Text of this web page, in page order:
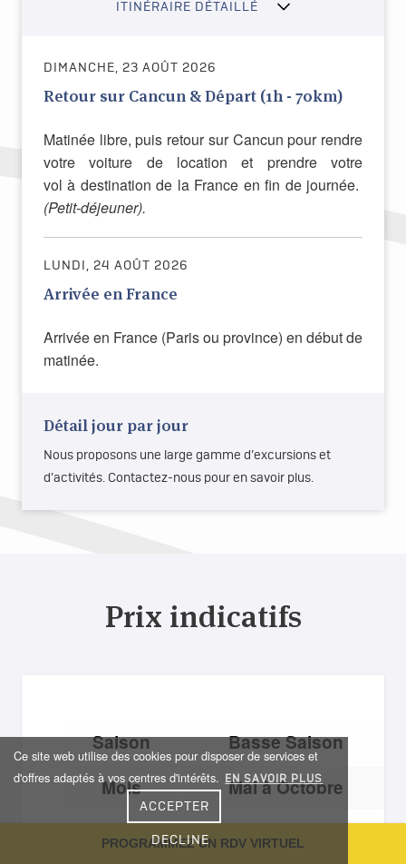
Ce site web utilise des cookies pour disposer de services et
d'offres adaptés à vos centres d'intérêts.
EN SAVOIR PLUS
DECLINE
ACCEPTER
PROGRAMMEZ UN RDV VIRTUEL
ITINÉRAIRE DÉTAILLÉ
DIMANCHE, 23 AOÛT 2026
Retour sur Cancun & Départ (1h - 70km)
Matinée libre, puis retour sur Cancun pour rendre
votre voiture de location et prendre votre
vol à destination de la France en fin de journée.
(Petit-déjeuner).
LUNDI, 24 AOÛT 2026
Arrivée en France
Arrivée en France (Paris ou province) en début de
matinée.
Détail jour par jour
Nous proposons une large gamme d’excursions et
d’activités. Contactez-nous pour en savoir plus.
Prix indicatifs
Saison
Basse Saison
Mois
Mai à Octobre
Catégories
3* 4*